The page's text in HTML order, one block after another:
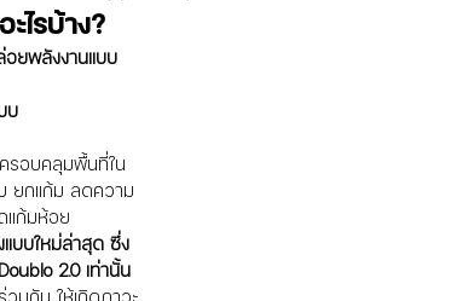
ไรบ้าง?
ยพลังงานแบบ
บ
รอบคลุมพื้นที่ใน
ยกแก้ม ลดความ
ก้มห้อย
บบใหม่ล่าสุด ซึ่ง
2.0 เท่านั้น